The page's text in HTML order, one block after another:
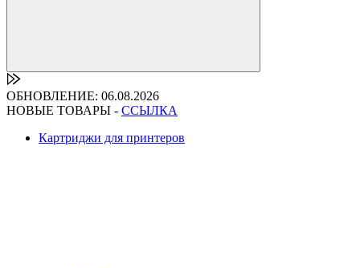
ОБНОВЛЕНИЕ: 06.08.2026
НОВЫЕ ТОВАРЫ - ССЫЛКА
Картриджи для принтеров